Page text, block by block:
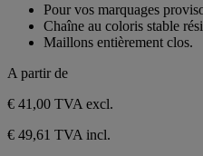
avis
étoiles.
avis
Pour vos marquages
Chaîne au coloris stable
Maillons entièrement clos.
A partir de
€ 41,00 TVA excl.
€ 49,61 TVA incl.